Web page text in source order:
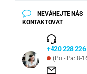
NEVÁHEJTE NÁS
KONTAKTOVAT
+420 228 226
(Po - Pá: 8-